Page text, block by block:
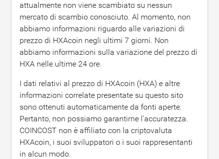
attualmente non viene scambiato su nessun
mercato di scambio conosciuto. Al momento, non
abbiamo informazioni riguardo alle variazioni di
prezzo di HXAcoin negli ultimi 7 giorni. Non
abbiamo informazioni sulla variazione del prezzo di
HXA nelle ultime 24 ore.
I dati relativi al prezzo di HXAcoin (HXA) e altre
informazioni correlate presentate su questo sito
sono ottenuti automaticamente da fonti aperte.
Pertanto, non possiamo garantirne l'accuratezza.
COINCOST non è affiliato con la criptovaluta
HXAcoin, i suoi sviluppatori o i suoi rappresentanti
in alcun modo.